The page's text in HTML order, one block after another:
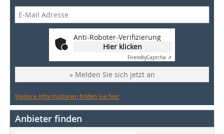
Anti-Roboter-Verifizierung
Hier klicken
FriendlyCaptcha ⇗
» Melden Sie sich jetzt an
Weitere Informationen finden Sie hier
Anbieter finden